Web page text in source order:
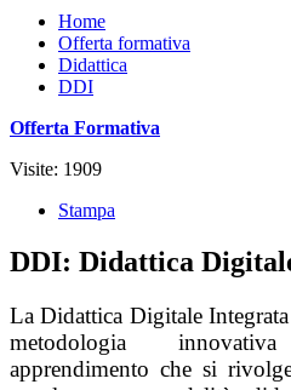
Home
Offerta formativa
Didattica
DDI
Offerta Formativa
Visite: 1909
Stampa
DDI: Didattica
La Didattica Digitale
metodologia
apprendimento che si